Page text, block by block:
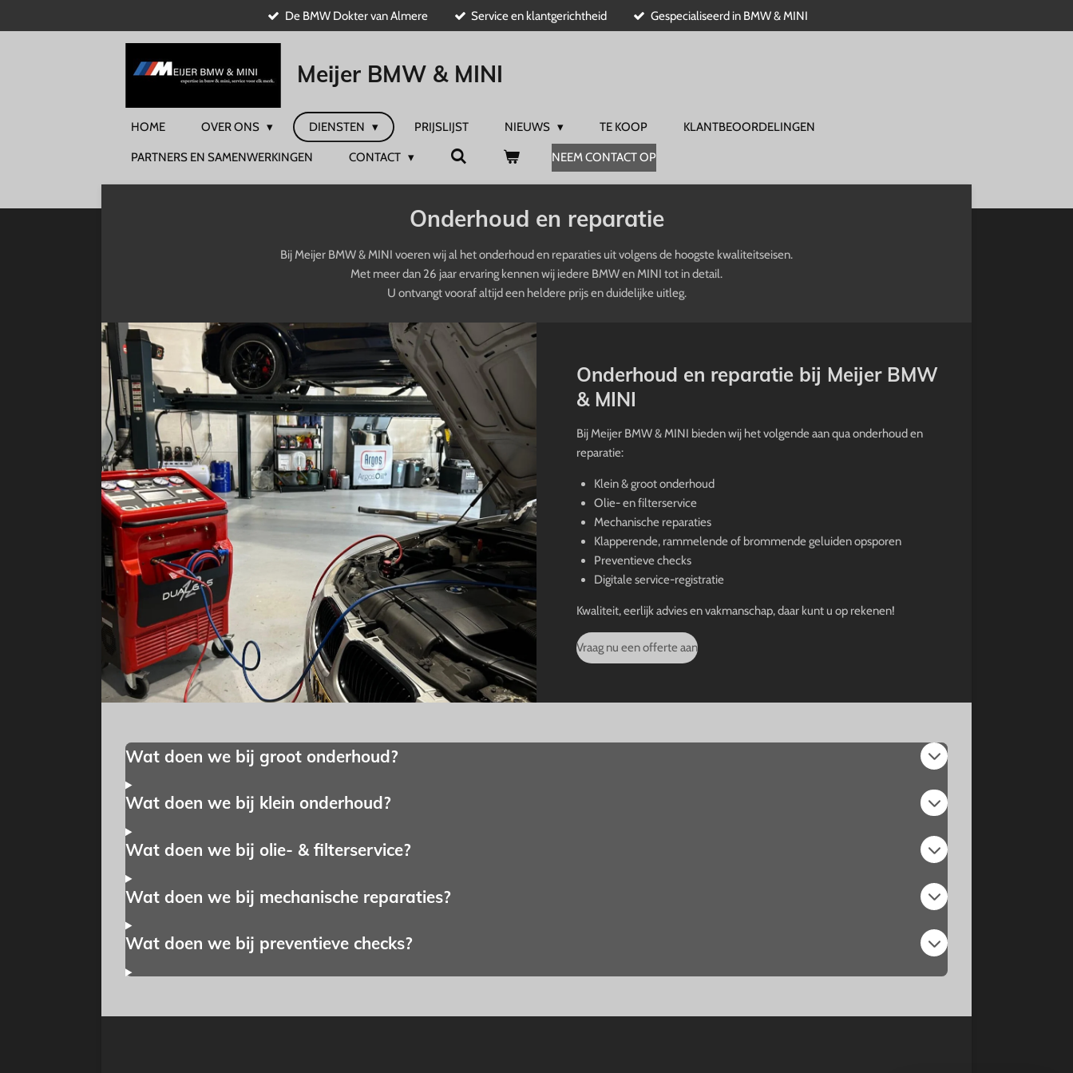
direct
De BMW Dokter van Almere Service en klantgerichtheid Gespecialiseerd in BMW & MINI
Meijer BMW & MINI
HOME OVER ONS DIENSTEN PRIJSLIJST NIEUWS TE KOOP KLANTBEOORDELINGEN
PARTNERS EN SAMENWERKINGEN CONTACT NEEM CONTACT OP
Onderhoud en reparatie
Bij Meijer BMW & MINI voeren wij al het onderhoud en reparaties uit volgens de hoogste kwaliteitseisen.
Met meer dan 26 jaar ervaring kennen wij iedere BMW en MINI tot in detail.
U ontvangt vooraf altijd een heldere prijs en duidelijke uitleg.
Onderhoud en reparatie bij Meijer BMW
& MINI
Bij Meijer BMW & MINI bieden wij het volgende aan qua onderhoud en
reparatie:
Klein & groot onderhoud
Olie- en filterservice
Mechanische reparaties
Klapperende, rammelende of brommende geluiden opsporen
Preventieve checks
Digitale service-registratie
Kwaliteit, eerlijk advies en vakmanschap, daar kunt u op rekenen!
Vraag nu een offerte aan
Wat doen we bij groot onderhoud?
Wat doen we bij klein onderhoud?
Wat doen we bij olie- & filterservice?
Wat doen we bij mechanische reparaties?
Wat doen we bij preventieve checks?